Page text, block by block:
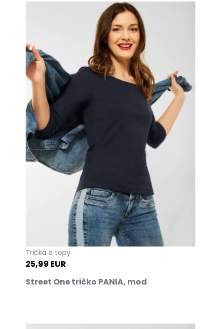
Tričká a topy
25,99 EUR
Street One tričko PANIA, mod